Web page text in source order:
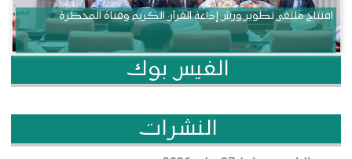
افتتاح ملتقى تطوير ورش إذاعة القرآن الكريم وقناة المحظرة
الفيس بوك
النشرات